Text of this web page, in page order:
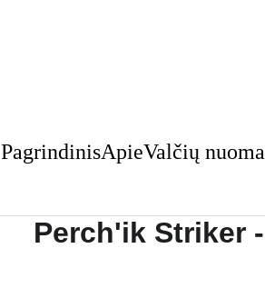
PagrindinisApieValčių nuoma